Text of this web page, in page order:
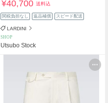
¥40,700送料込
関税負担なし 返品補償 スピード配送
LARDINI
SHOP
Utsubo Stock